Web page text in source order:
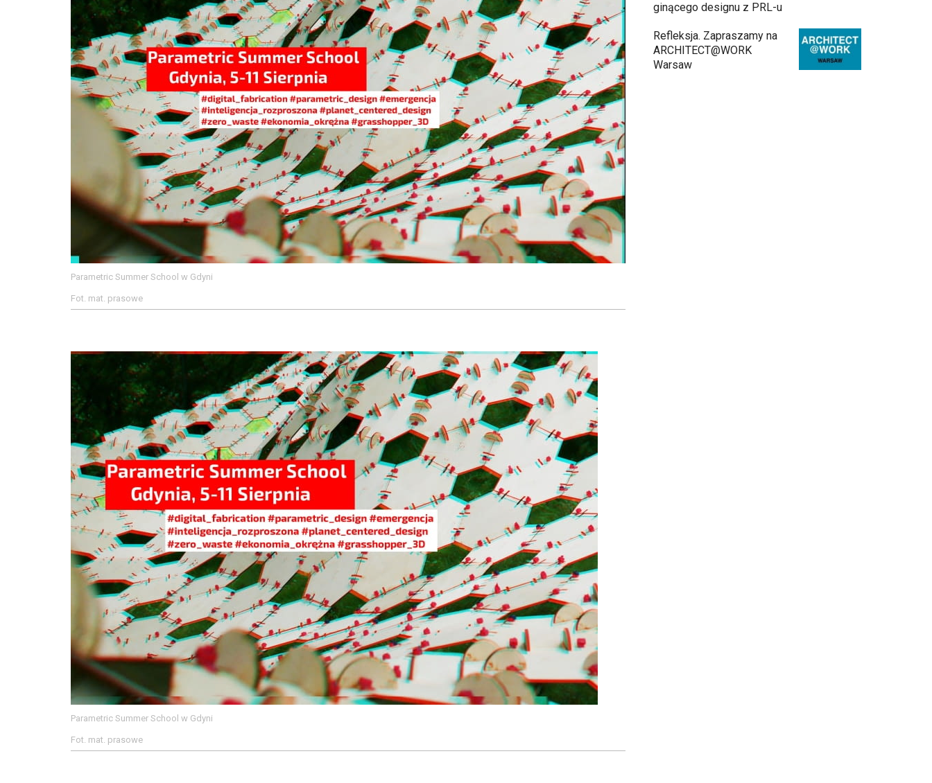
Parametric Summer School w Gdyni
Fot. mat. prasowe
Parametric Summer School w Gdyni
Fot. mat. prasowe
ginącego designu z PRL-u
Refleksja. Zapraszamy na
ARCHITECT@WORK
Warsaw